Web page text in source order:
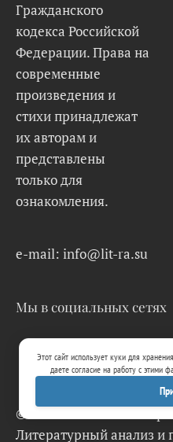
Гражданского
кодекса Российской
Федерации. Права на
современные
произведения и
стихи принадлежат
их авторам и
представлены
только для
ознакомления.
e-mail: info@lit-ra.su
Мы в социальных сетях
© 2026 Lit-Ra.su.
Литературный анализ и
Этот сайт использует куки для
даете согласие на работу с этими